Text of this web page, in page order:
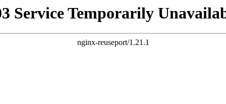
Service Temporarily
nginx-reuseport/1.21.1